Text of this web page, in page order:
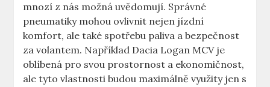
mnozí z nás možná uvědomují. Správné
pneumatiky mohou ovlivnit nejen jízdní
komfort, ale také spotřebu paliva a bezpečnost
za volantem. Například Dacia Logan MCV je
oblíbená pro svou prostornost a ekonomičnost,
ale tyto vlastnosti budou maximálně využity jen s